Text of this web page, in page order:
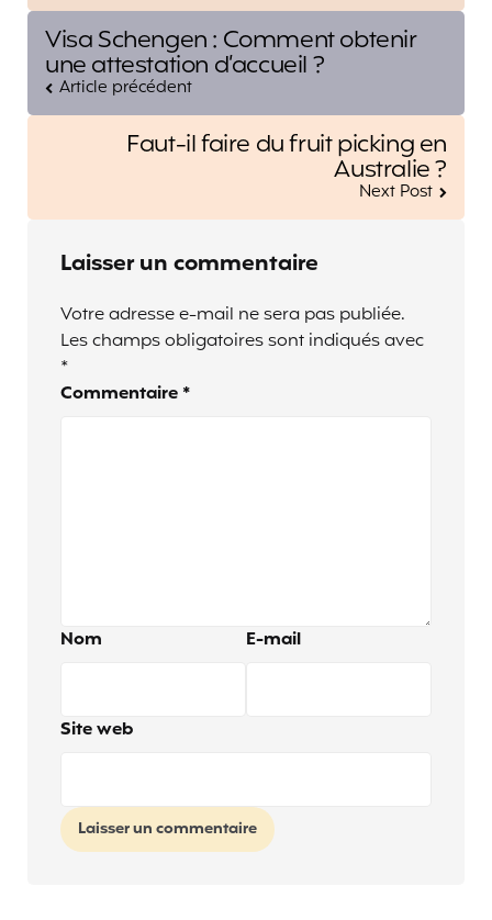
Post
navigation
Visa Schengen : Comment obtenir
une attestation d’accueil ?
Article précédent
Faut-il faire du fruit picking en
Australie ?
Next Post
Laisser un commentaire
Votre adresse e-mail ne sera pas publiée.
Les champs obligatoires sont indiqués avec
*
Commentaire *
Nom E-mail
Site web